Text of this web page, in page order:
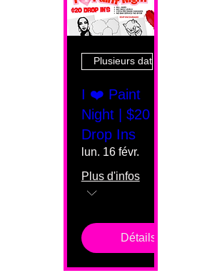
Plusieurs dates
I ❤️ Paint
Night | $20
Drop Ins
lun. 16 févr.
Plus d'infos
Détails